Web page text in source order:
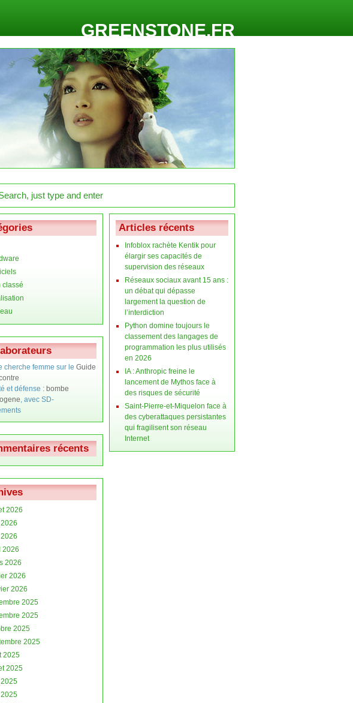
GREENSTONE.FR
classé
cherche femme sur le Guide
et défense : bombe
, avec SD-
récents
2026
2026
2026
2026
2026
2025
2025
2025
2025
2025
2025
Articles récents
Infoblox rachète Kentik pour
élargir ses capacités de
supervision des réseaux
Réseaux sociaux avant 15 ans :
un débat qui dépasse
largement la question de
l’interdiction
Python domine toujours le
classement des langages de
programmation les plus utilisés
en 2026
IA : Anthropic freine le
lancement de Mythos face à
des risques de sécurité
Saint-Pierre-et-Miquelon face à
des cyberattaques persistantes
qui fragilisent son réseau
Internet